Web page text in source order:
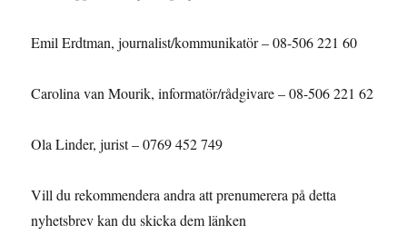
Emil Erdtman, journalist/kommunikatör – 08-506 221 60
Carolina van Mourik, informatör/rådgivare – 08-506 221 62
Ola Linder, jurist – 0769 452 749
Vill du rekommendera andra att prenumerera på detta
nyhetsbrevkan du skicka dem länken